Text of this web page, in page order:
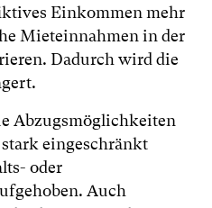
Einkommen mehr
Mieteinnahmen in der
Dadurch wird die
Abzugsmöglichkeiten
eingeschränkt
oder
Auch